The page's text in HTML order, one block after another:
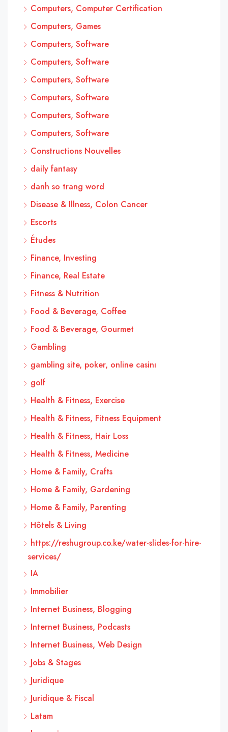
Computers, Computer Certification
Computers, Games
Computers, Software
Computers, Software
Computers, Software
Computers, Software
Computers, Software
Computers, Software
Constructions Nouvelles
daily fantasy
danh so trang word
Disease & Illness, Colon Cancer
Escorts
Études
Finance, Investing
Finance, Real Estate
Fitness & Nutrition
Food & Beverage, Coffee
Food & Beverage, Gourmet
Gambling
gambling site, poker, online casinı
golf
Health & Fitness, Exercise
Health & Fitness, Fitness Equipment
Health & Fitness, Hair Loss
Health & Fitness, Medicine
Home & Family, Crafts
Home & Family, Gardening
Home & Family, Parenting
Hôtels & Living
https://reshugroup.co.ke/water-slides-for-hire-
services/
IA
Immobilier
Internet Business, Blogging
Internet Business, Podcasts
Internet Business, Web Design
Jobs & Stages
Juridique
Juridique & Fiscal
Latam